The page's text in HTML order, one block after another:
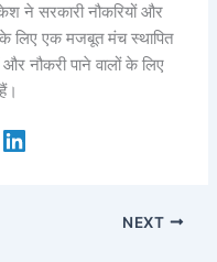
ने सरकारी नौकरियों और
लिए एक मजबूत मंच स्थापित
नौकरी पाने वालों के लिए
NEXT